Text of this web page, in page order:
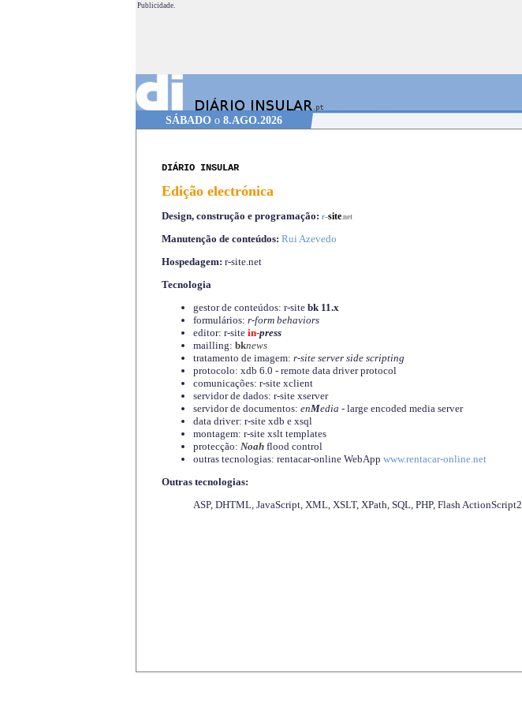
Publicidade.
SÁBADO o 8.AGO.2026
DIÁRIO INSULAR
Edição electrónica
Design, construção e programação: r-site.net
Manutenção de conteúdos: Rui Azevedo
Hospedagem: r-site.net
Tecnologia
gestor de conteúdos: r-site bk 11.x
formulários: r-form behaviors
editor: r-site in-press
mailling: bknews
tratamento de imagem: r-site server side scripting
protocolo: xdb 6.0 - remote data driver protocol
comunicações: r-site xclient
servidor de dados: r-site xserver
servidor de documentos: enMedia - large encoded media server
data driver: r-site xdb e xsql
montagem: r-site xslt templates
protecção: Noahflood control
outras tecnologias: rentacar-online WebApp www.rentacar-online.net
Outras tecnologias:
ASP, DHTML, JavaScript, XML, XSLT, XPath, SQL, PHP, Flash ActionScript2